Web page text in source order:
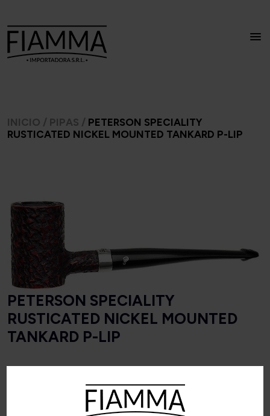
INICIO / PIPAS / PETERSON SPECIALITY
RUSTICATED NICKEL MOUNTED TANKARD P-LIP
PETERSON SPECIALITY
RUSTICATED NICKEL MOUNTED
TANKARD P-LIP
148 mm